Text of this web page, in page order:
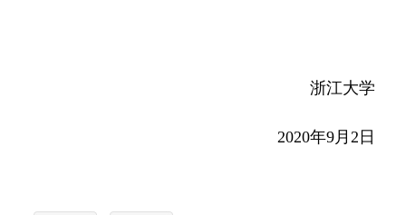
浙江大学
2020年9月 2 日